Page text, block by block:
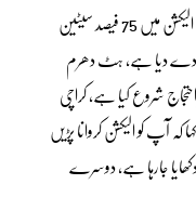
فواد نے کہا کہ ہمارا اگلا لائحہ عمل واضح ہے، ضمنی الیکشن میں 75 فیصد سیٹین
دے دیا ہے، ہٹ دھرم
شروع کیا ہے، کراچی
آپ کو الیکشن کروانا پڑیں
جارہا ہے، دوسرے